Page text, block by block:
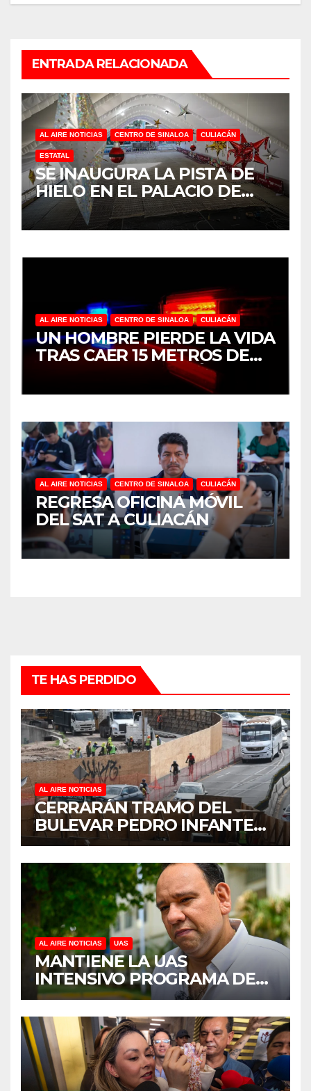
ENTRADA RELACIONADA
AL AIRE NOTICIAS CENTRO DE SINALOA CULIACÁN
ESTATAL
SE INAUGURA LA PISTA DE
HIELO EN EL PALACIO DE
GOBIERNO EN CULIACÁN
AL AIRE NOTICIAS CENTRO DE SINALOA CULIACÁN
UN HOMBRE PIERDE LA VIDA
TRAS CAER 15 METROS DE
ALTURA EN CULIACÁN
AL AIRE NOTICIAS CENTRO DE SINALOA CULIACÁN
REGRESA OFICINA MÓVIL
DEL SAT A CULIACÁN
TE HAS PERDIDO
AL AIRE NOTICIAS
CERRARÁN TRAMO DEL
BULEVAR PEDRO INFANTE
PARA ACELERAR OBRAS
ANTES DEL REGRESO A
CLASES
AL AIRE NOTICIAS UAS
MANTIENE LA UAS
INTENSIVO PROGRAMA DE
MANTENIMIENTO Y
REHABILITACIÓN EN SUS
PLANTELES ANTE EL INICIO
DEL CICLO ESCOLAR 2026-
2027